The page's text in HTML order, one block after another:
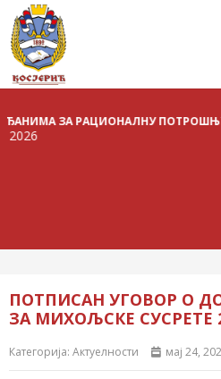
ЗА РАЦИОНАЛНУ ПОТРОШЊУ
ПОТПИСАН УГОВОР О
ЗА МИХОЉСКЕ СУСРЕТЕ
Категорија: Актуелности мај 24,